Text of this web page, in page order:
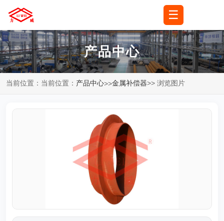
☰
产品中心
当前位置：当前位置： 产品中心>>金属补偿器>> 浏览图片